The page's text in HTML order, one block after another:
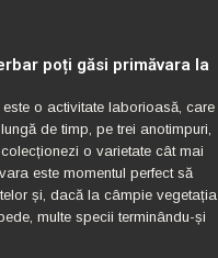
poți găsi primăvara la
o activitate laborioasă, care
de timp, pe trei anotimpuri,
o varietate cât mai
este momentul perfect să
și, dacă la câmpie vegetația
multe specii terminându-și